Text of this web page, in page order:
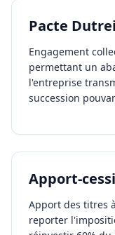
Pacte
Engagement
permettant un
l'entreprise
succession
Apport-
Apport des titres
reporter